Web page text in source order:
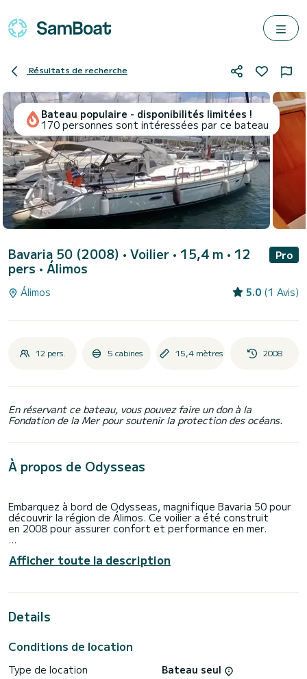
Résultats de recherche
Bateau populaire - disponibilités limitées !
170 personnes sont intéressées par ce bateau
Bavaria 50 (2008) • Voilier • 15,4 m • 12
pers • Álimos
Pro
Álimos 5.0 (1 Avis)
12 pers. 5 cabines 15,4 mètres 2008
En réservant ce bateau, vous pouvez faire un don à la
Fondation de la Mer pour soutenir la protection des océans.
À propos de Odysseas
Embarquez à bord de Odysseas, magnifique Bavaria 50 pour
découvrir la région de Álimos. Ce voilier a été construit
en 2008 pour assurer confort et performance en mer.
capacité d'embarcation de 10 personnes. Avec une longueur
de Álimos
Ce Bavaria 50 est pourvu de 3 toilettes avec douche.
d'un Génois sur enrouleur. Il possède notamment les
d'étrave.
Afficher toute la description
Details
Conditions de location
Type de location
Bateau seul